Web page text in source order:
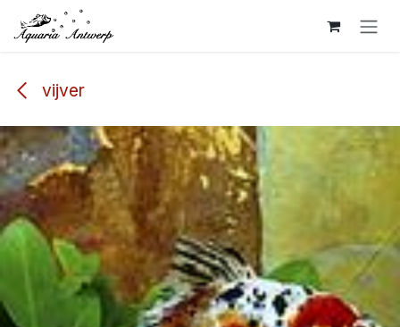
Overslaan naar inhoud
vijver